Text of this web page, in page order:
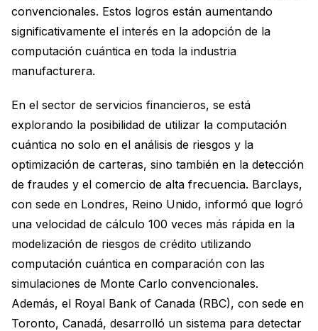
convencionales. Estos logros están aumentando
significativamente el interés en la adopción de la
computación cuántica en toda la industria
manufacturera.
En el sector de servicios financieros, se está
explorando la posibilidad de utilizar la computación
cuántica no solo en el análisis de riesgos y la
optimización de carteras, sino también en la detección
de fraudes y el comercio de alta frecuencia. Barclays,
con sede en Londres, Reino Unido, informó que logró
una velocidad de cálculo 100 veces más rápida en la
modelización de riesgos de crédito utilizando
computación cuántica en comparación con las
simulaciones de Monte Carlo convencionales.
Además, el Royal Bank of Canada (RBC), con sede en
Toronto, Canadá, desarrolló un sistema para detectar